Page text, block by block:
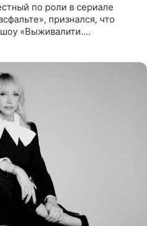
по роли в сериале
признался, что
«Выживалити.